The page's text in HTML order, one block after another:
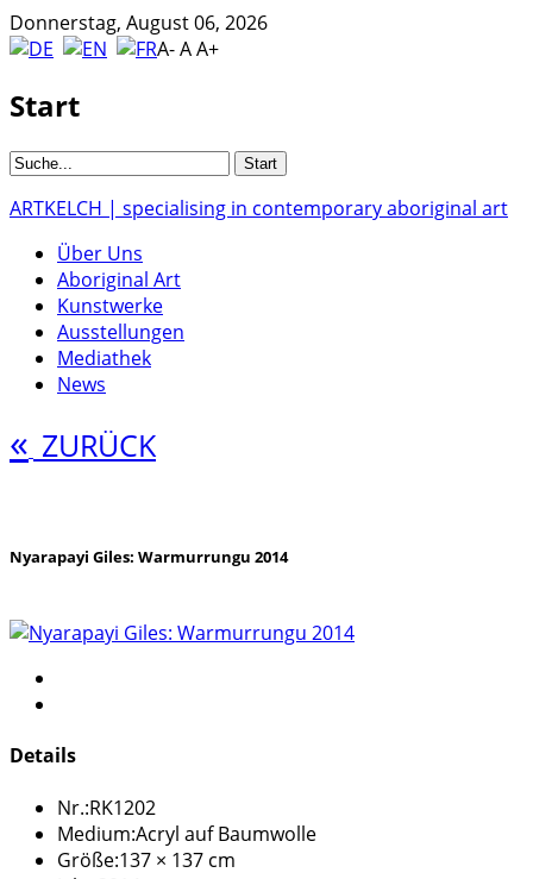
Donnerstag, August 06, 2026
A-AA+
Start
ARTKELCH | specialising in contemporary aboriginal art
Über Uns
Aboriginal Art
Kunstwerke
Ausstellungen
Mediathek
News
« ZURÜCK
Nyarapayi Giles: Warmurrungu 2014
Details
Nr.:RK1202
Medium:Acryl auf Baumwolle
Größe:137 × 137 cm